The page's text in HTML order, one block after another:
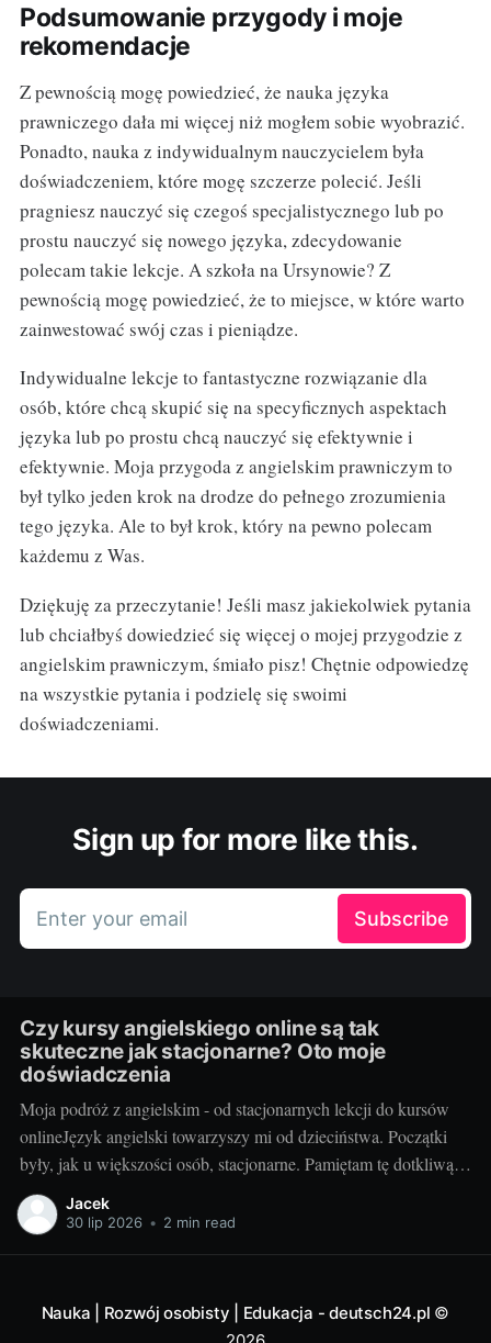
Podsumowanie przygody i moje
rekomendacje
Z pewnością mogę powiedzieć, że nauka języka
prawniczego dała mi więcej niż mogłem sobie wyobrazić.
Ponadto, nauka z indywidualnym nauczycielem była
doświadczeniem, które mogę szczerze polecić. Jeśli
pragniesz nauczyć się czegoś specjalistycznego lub po
prostu nauczyć się nowego języka, zdecydowanie
polecam takie lekcje. A szkoła na Ursynowie? Z
pewnością mogę powiedzieć, że to miejsce, w które warto
zainwestować swój czas i pieniądze.
Indywidualne lekcje to fantastyczne rozwiązanie dla
osób, które chcą skupić się na specyficznych aspektach
języka lub po prostu chcą nauczyć się efektywnie i
efektywnie. Moja przygoda z angielskim prawniczym to
był tylko jeden krok na drodze do pełnego zrozumienia
tego języka. Ale to był krok, który na pewno polecam
każdemu z Was.
Dziękuję za przeczytanie! Jeśli masz jakiekolwiek pytania
lub chciałbyś dowiedzieć się więcej o mojej przygodzie z
angielskim prawniczym, śmiało pisz! Chętnie odpowiedzę
na wszystkie pytania i podzielę się swoimi
doświadczeniami.
Sign up for more like this.
Enter your email Subscribe
Czy kursy angielskiego online są tak
skuteczne jak stacjonarne? Oto moje
doświadczenia
Moja podróż z angielskim - od stacjonarnych lekcji do kursów
onlineJęzyk angielski towarzyszy mi od dzieciństwa. Początki
były, jak u większości osób, stacjonarne. Pamiętam tę dotkliwą
niechęć do porannego wstawania, pendolowania do szkoły i
powrotów w gorszym nastroju, niż w momencie wyjścia.
Jacek
30 lip 2026 • 2 min read
Nauka | Rozwój osobisty | Edukacja - deutsch24.pl ©